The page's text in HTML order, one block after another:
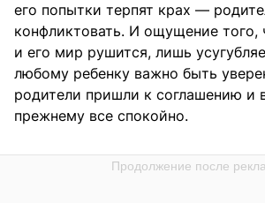
его попытки терпят крах —
конфликтовать. И ощущение того,
и его мир рушится, лишь
любому ребенку важно быть
родители пришли к соглашению и
прежнему все спокойно.